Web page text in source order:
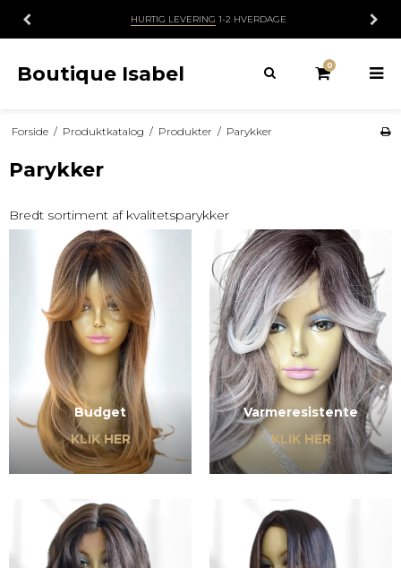
HURTIG LEVERING 1-2 HVERDAGE
Boutique Isabel 0
Forside / Produktkatalog / Produkter / Parykker
Parykker
Bredt sortiment af kvalitetsparykker
Budget
KLIK HER
Varmeresistente
KLIK HER